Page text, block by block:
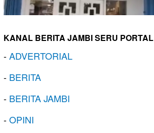
KANAL BERITA JAMBI SERU PORTAL
-ADVERTORIAL
- BERITA
- BERITA JAMBI
-OPINI